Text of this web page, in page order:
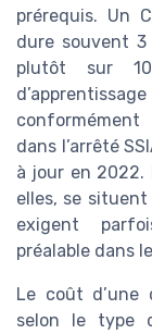
prérequis. Un
dure souvent 3
plutôt sur
conformément
dans l’arrêté
à jour en 2022.
elles, se
exigent
préalable dans
Le coût d’une
selon le type